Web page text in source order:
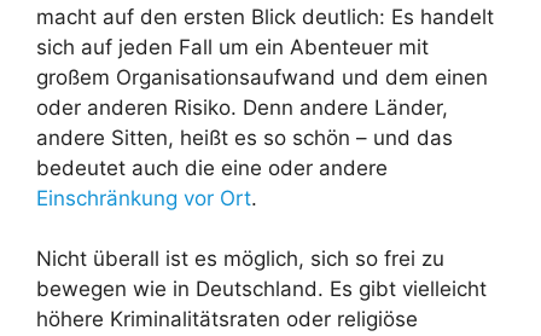
macht auf den ersten Blick deutlich: Es handelt
sich auf jeden Fall um ein Abenteuer mit
großem Organisationsaufwand und dem einen
oder anderen Risiko. Denn andere Länder,
andere Sitten, heißt es so schön – und das
bedeutet auch die eine oder andere
Einschränkung vor Ort.
Nicht überall ist es möglich, sich so frei zu
bewegen wie in Deutschland. Es gibt vielleicht
höhere Kriminalitätsraten oder religiöse